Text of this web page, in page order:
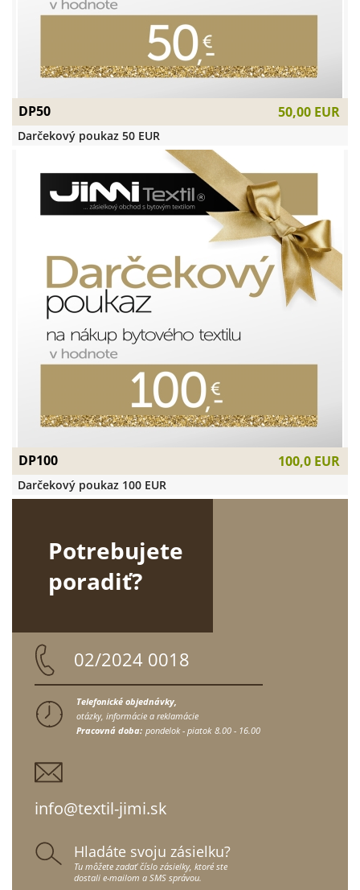
DP50 50,00 EUR
Darčekový poukaz 50 EUR
DP100 100,0 EUR
Darčekový poukaz 100 EUR
Potrebujete
poradiť?
02/2024 0018
Telefonické objednávky,
otázky, informácie a reklamácie
Pracovná doba: pondelok - piatok 8.00 - 16.00
info@textil-jimi.sk
Hladáte svoju zásielku?
Tu môžete zadať číslo zásielky, ktoré ste
dostali e-mailom a SMS správou.